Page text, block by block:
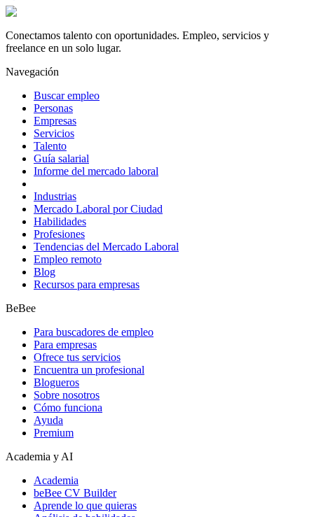
Conectamos talento con oportunidades. Empleo, servicios y
freelance en un solo lugar.
Navegación
Buscar empleo
Personas
Empresas
Servicios
Talento
Guía salarial
Informe del mercado laboral
Industrias
Mercado Laboral por Ciudad
Habilidades
Profesiones
Tendencias del Mercado Laboral
Empleo remoto
Blog
Recursos para empresas
BeBee
Para buscadores de empleo
Para empresas
Ofrece tus servicios
Encuentra un profesional
Blogueros
Sobre nosotros
Cómo funciona
Ayuda
Premium
Academia y AI
Academia
beBee CV Builder
Aprende lo que quieras